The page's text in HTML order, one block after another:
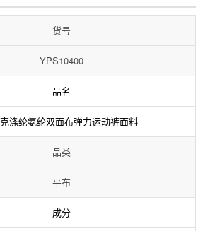
货号
YPS10400
品名
涤纶氨纶双面布弹力运动裤面料
品类
平布
成分